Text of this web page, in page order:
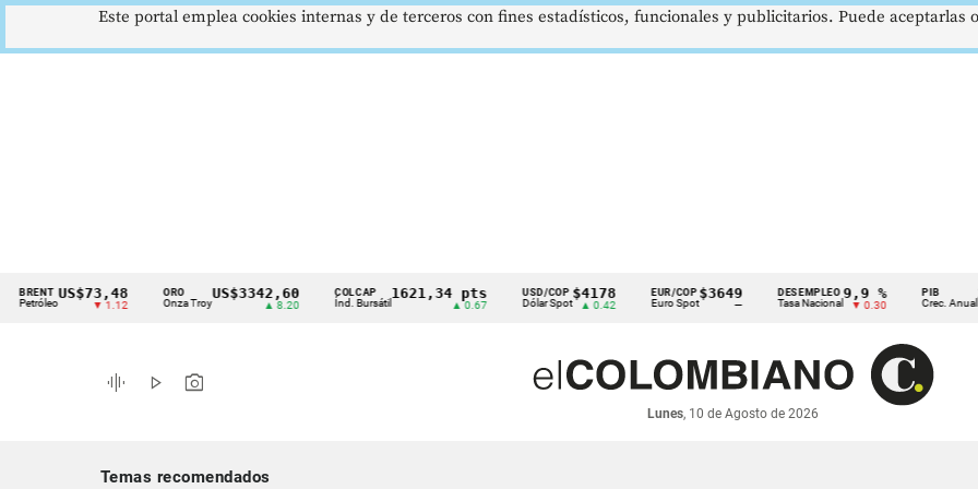
Cintillo
indicadores
económicos
US$73,48
▼ 1.12
ORO
Onza Troy
US$3342,60 COLCAP
Índ. Bursátil
1621,34 pts USD/COP
Dólar Spot
$4178
▲ 0.42
EUR/COP
Euro Spot
$3649
—
DESEMPLEO
Tasa Nacional
9,9 %
▼ 0.30
PIB
Crec. Anual
2,8
▲ 0.10
graphic_eq play_arrow photo_camera
Lunes, 10 de Agosto de 2026
Temas recomendados
Este portal emplea cookies internas y de terceros con fines estadísticos, funcionales y publicitarios. Puede aceptarlas